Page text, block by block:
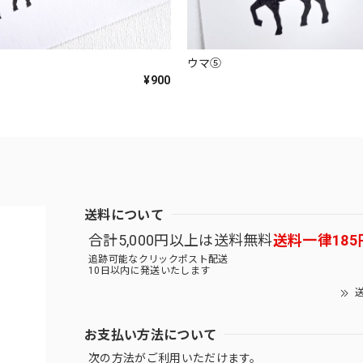
¥900
ウマ⑤
送料について
合計5,000円以上は送料無料送料一律185
追跡可能なクリックポスト配送
10日以内に発送いたします
お支払い方法について
次の方法がご利用いただけます。